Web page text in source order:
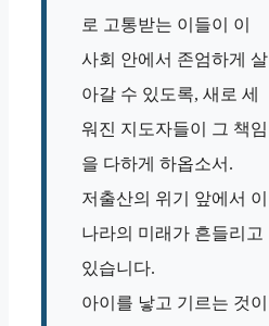
로 고통받는 이들이 이
사회 안에서 존엄하게 살
아갈 수 있도록, 새로 세
워진 지도자들이 그 책임
을 다하게 하옵소서.
저출산의 위기 앞에서 이
나라의 미래가 흔들리고
있습니다.
아이를 낳고 기르는 것이